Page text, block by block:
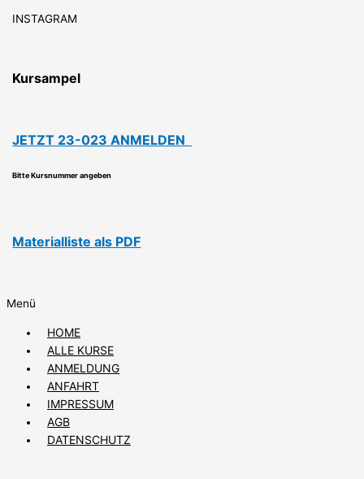
INSTAGRAM
Kursampel
JETZT 23-023 ANMELDEN
Bitte Kursnummer angeben
Materialliste als PDF
Menü
HOME
ALLE KURSE
ANMELDUNG
ANFAHRT
IMPRESSUM
AGB
DATENSCHUTZ